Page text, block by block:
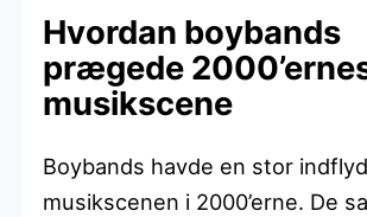
Hvordan boybands
prægede
musikscene
Boybands havde en stor
musikscenen i 2000’erne. De